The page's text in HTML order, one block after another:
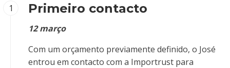
1 Primeiro contacto
12 março
Com um orçamento previamente definido, o José
entrou em contacto com a Importrust para